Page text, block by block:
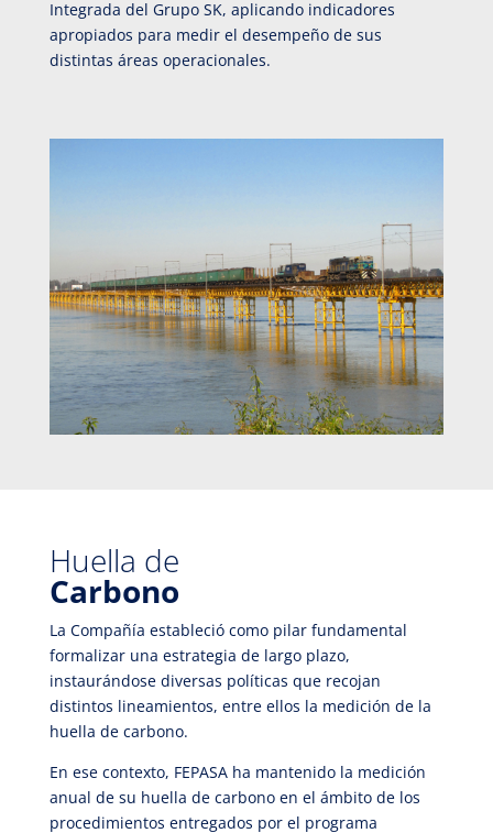
Integrada del Grupo SK, aplicando indicadores
apropiados para medir el desempeño de sus
distintas áreas operacionales.
Huella de
Carbono
La Compañía estableció como pilar fundamental
formalizar una estrategia de largo plazo,
instaurándose diversas políticas que recojan
distintos lineamientos, entre ellos la medición de la
huella de carbono.
En ese contexto, FEPASA ha mantenido la medición
anual de su huella de carbono en el ámbito de los
procedimientos entregados por el programa